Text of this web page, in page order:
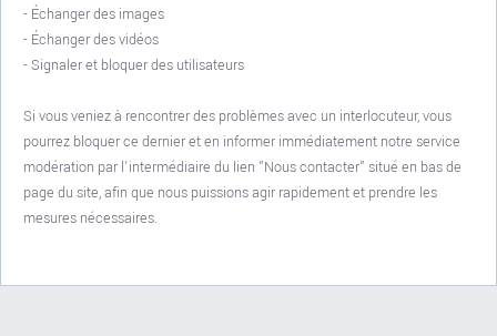
- Échanger des images
- Échanger des vidéos
- Signaler et bloquer des utilisateurs
Si vous veniez à rencontrer des problèmes avec un interlocuteur, vous
pourrez bloquer ce dernier et en informer immédiatement notre service
modération par l'intermédiaire du lien "Nous contacter" situé en bas de
page du site, afin que nous puissions agir rapidement et prendre les
mesures nécessaires.